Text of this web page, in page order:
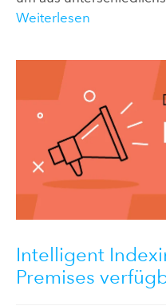
Weiterlesen
Intelligent
Premises